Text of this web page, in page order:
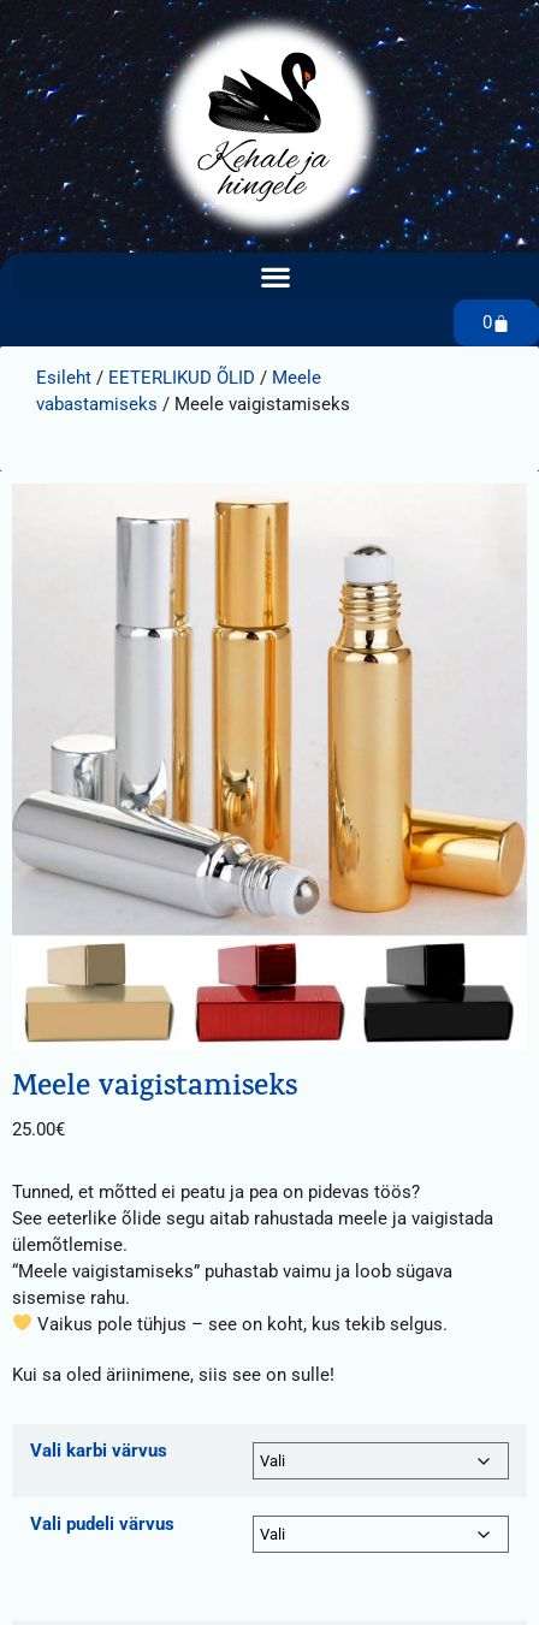
0
Esileht / EETERLIKUD ÕLID / Meele
vabastamiseks / Meele vaigistamiseks
Meele vaigistamiseks
25.00€
Tunned, et mõtted ei peatu ja pea on pidevas töös?
See eeterlike õlide segu aitab rahustada meele ja vaigistada
ülemõtlemise.
“Meele vaigistamiseks” puhastab vaimu ja loob sügava
sisemise rahu.
Vaikus pole tühjus – see on koht, kus tekib selgus.
Kui sa oled äriinimene, siis see on sulle!
Vali karbi värvus
Vali pudeli värvus